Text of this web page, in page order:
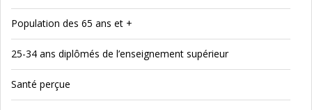
Population des 65 ans et +
25-34 ans diplômés de l’enseignement supérieur
Santé perçue